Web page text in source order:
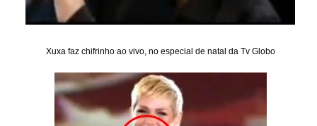
Xuxa faz chifrinho ao vivo, no especial de natal da Tv Globo